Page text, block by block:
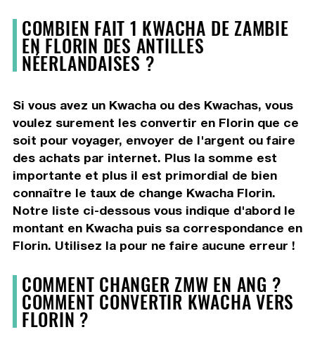
COMBIEN FAIT 1 KWACHA DE ZAMBIE
EN FLORIN DES ANTILLES
NÉERLANDAISES ?
Si vous avez un Kwacha ou des Kwachas, vous
voulez surement les convertir en Florin que ce
soit pour voyager, envoyer de l'argent ou faire
des achats par internet. Plus la somme est
importante et plus il est primordial de bien
connaître le taux de change Kwacha Florin.
Notre liste ci-dessous vous indique d'abord le
montant en Kwacha puis sa correspondance en
Florin. Utilisez la pour ne faire aucune erreur !
COMMENT CHANGER ZMW EN ANG ?
COMMENT CONVERTIR KWACHA VERS
FLORIN ?